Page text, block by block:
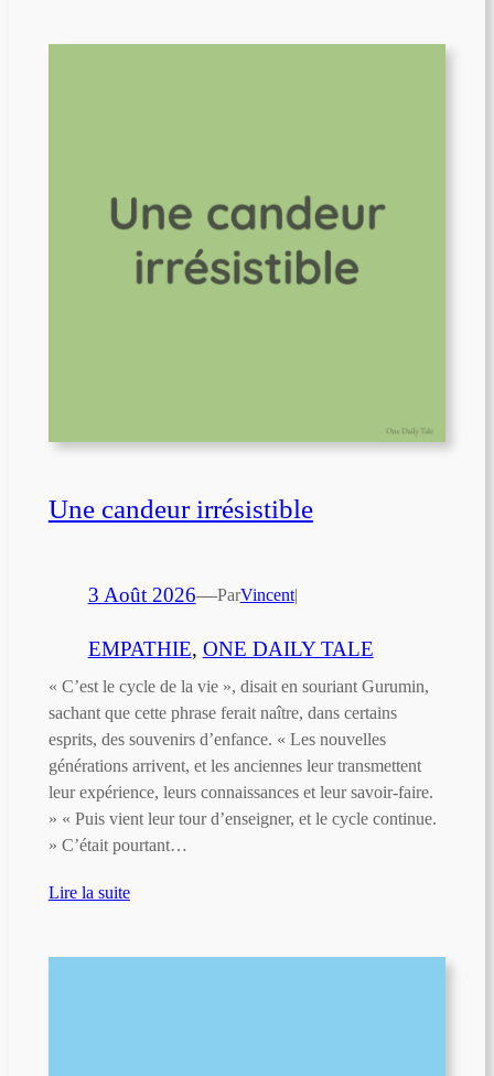
Une candeur irrésistible
3 Août 2026—ParVincent|
EMPATHIE, ONE DAILY TALE
« C’est le cycle de la vie », disait en souriant Gurumin,
sachant que cette phrase ferait naître, dans certains
esprits, des souvenirs d’enfance. « Les nouvelles
générations arrivent, et les anciennes leur transmettent
leur expérience, leurs connaissances et leur savoir-faire.
» « Puis vient leur tour d’enseigner, et le cycle continue.
» C’était pourtant…
Lire la suite